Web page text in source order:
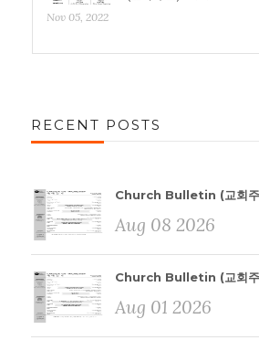
Nov 05, 2022
RECENT POSTS
Church Bulletin (교회
Aug 08 2026
Church Bulletin (교회
Aug 01 2026